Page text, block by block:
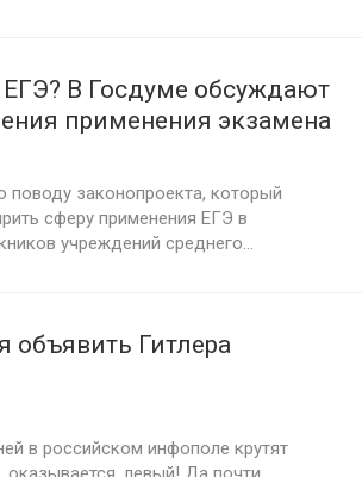
В Госдуме обсуждают
применения экзамена
законопроекта, который
сферу применения ЕГЭ в
учреждений среднего...
объявить Гитлера
в российском инфополе крутят